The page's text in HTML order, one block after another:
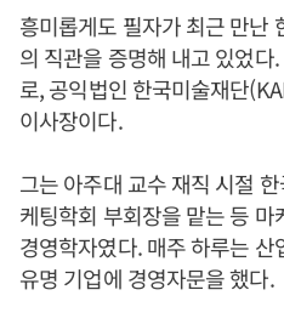
흥미롭게도 필자가 최근 만난
의 직관을 증명해 내고 있었
로, 공익법인 한국미술재단
이사장이다.
그는 아주대 교수 재직 시절
케팅학회 부회장을 맡는 등
경영학자였다. 매주 하루는
유명 기업에 경영자문을 했다.